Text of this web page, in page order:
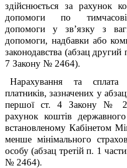
здійснюється за рахунок
допомоги по
допомоги у зв’язку з
допомоги, надбавки або
законодавства (абзац
7 Закону № 2464).
Нарахування та
платників, зазначених у
першої ст. 4 Закону №
рахунок коштів
встановленому Кабінетом
менше мінімального
особу (абзац третій п. 1
№ 2464).